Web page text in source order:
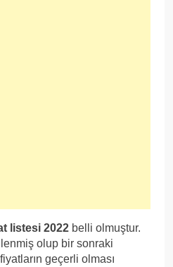
listesi 2022 belli olmuştur.
olup bir sonraki
geçerli olması